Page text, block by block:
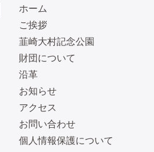
ホーム
ご挨拶
韮崎大村記念公園
財団について
沿革
お知らせ
アクセス
お問い合わせ
個人情報保護について